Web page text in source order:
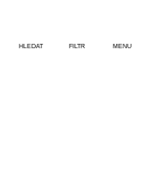
HLEDAT FILTR MENU